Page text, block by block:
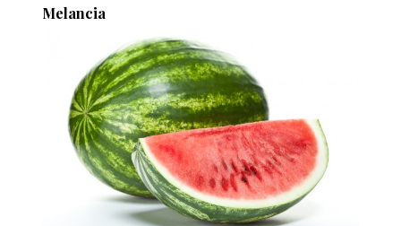
Melancia